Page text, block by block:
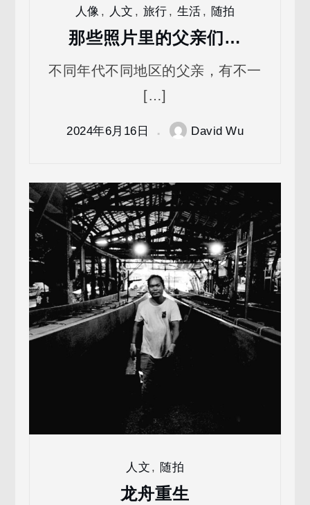
人像 , 人文 , 旅行, 生活, 随拍
那些照片里的父亲们…
不同年代不同地区的父亲，有不一
[…]
2024年6月16日 David Wu
人文, 随拍
龙舟重生